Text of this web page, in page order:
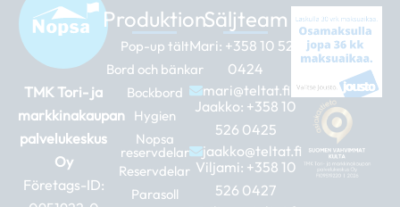
TMK Tori- ja
markkinakaupan
palvelukeskus
Oy
Företags-ID:
Produktion
Pop-up tält
Bord och bänkar
Bockbord
Hygien
Nopsa
reservdelar
Reservdelar
Parasoll
Säljteam
Mari: +358 10 526
0424
mari@teltat.fi
Jaakko: +358 10
526 0425
jaakko@teltat.fi
Viljami: +358 10
526 0427